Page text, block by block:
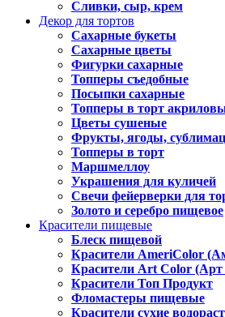
Сливки, сыр, крем
Декор для тортов
Сахарные букеты
Сахарные цветы
Фигурки сахарные
Топперы съедобные
Посыпки сахарные
Топперы в торт
Цветы сушеные
Фрукты, ягоды,
Топперы в торт
Маршмеллоу
Украшения для куличей
Свечи фейерверки для
Золото и серебро пищевое
Красители пищевые
Блеск пищевой
Красители AmeriColor
Красители Art Color (Арт
Красители Топ Продукт
Фломастеры пищевые
Красители сухие